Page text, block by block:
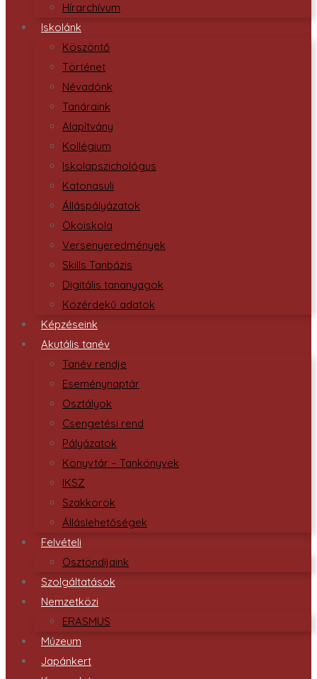
Hírarchívum
Iskolánk
Köszöntő
Történet
Névadónk
Tanáraink
Alapítvány
Kollégium
Iskolapszichológus
Katonasuli
Álláspályázatok
Ökoiskola
Versenyeredmények
Skills Tanbázis
Digitális tananyagok
Közérdekű adatok
Képzéseink
Akutális tanév
Tanév rendje
Eseménynaptár
Osztályok
Csengetési rend
Pályázatok
Könyvtár – Tankönyvek
IKSZ
Szakkörök
Álláslehetőségek
Felvételi
Ösztöndíjaink
Szolgáltatások
Nemzetközi
ERASMUS
Múzeum
Japánkert